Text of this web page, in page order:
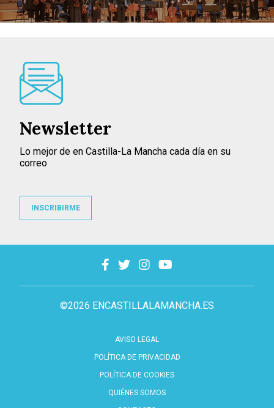
©2026 ENCASTILLALAMANCHA.ES
AVISO LEGAL
POLÍTICA DE PRIVACIDAD
POLÍTICA DE COOKIES
QUIÉNES SOMOS
Newsletter
Lo mejor de en Castilla-La Mancha cada día en su
correo
INSCRIBIRME